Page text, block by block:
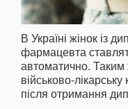
В Україні жінок із
фармацевта
автоматично. Таким
військово-
після отримання